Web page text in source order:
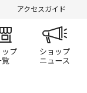
アクセスガイド
/キャンペーン
ショップ一覧